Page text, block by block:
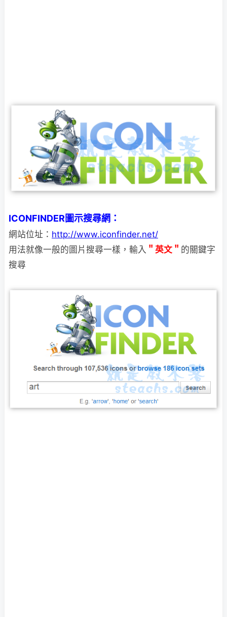
ICONFINDER圖示搜尋網：
網站位址： http://www.iconfinder.net/
用法就像一般的圖片搜尋一樣，輸入 ＂英文＂ 的關鍵字
搜尋